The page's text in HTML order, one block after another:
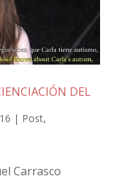
DEL
| Post,
Carrasco